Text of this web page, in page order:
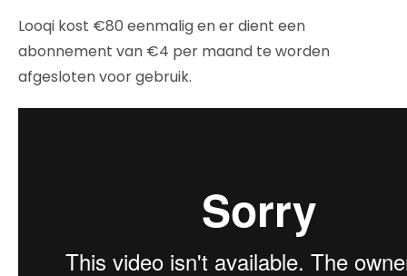
Looqi kost €80 eenmalig en er dient een
abonnement van €4 per maand te worden
afgesloten voor gebruik.